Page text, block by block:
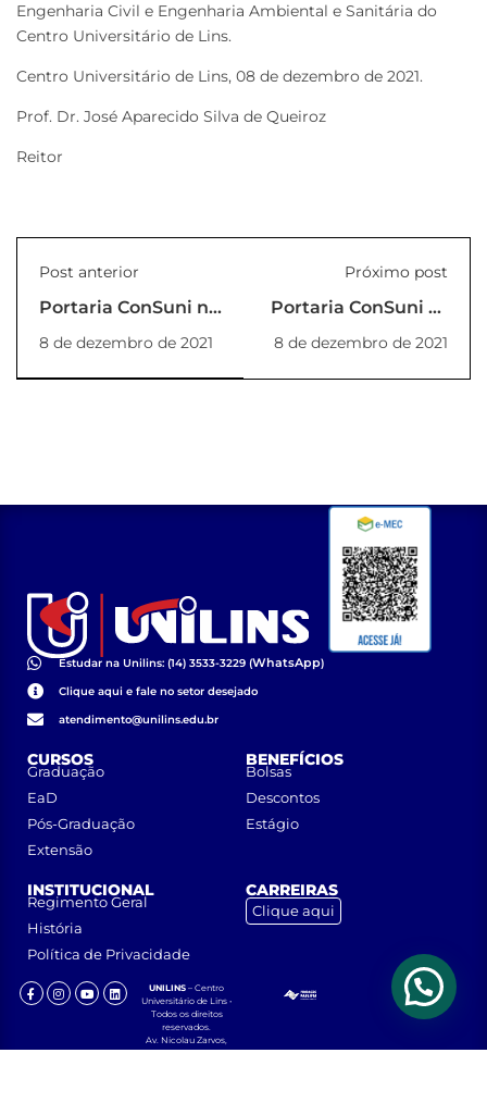
Engenharia Civil e Engenharia Ambiental e Sanitária do
Centro Universitário de Lins.
Centro Universitário de Lins, 08 de dezembro de 2021.
Prof. Dr. José Aparecido Silva de Queiroz
Reitor
Post anterior
Portaria ConSuni nº
06/2021
8 de dezembro de 2021
Próximo post
Portaria ConSuni nº
08/2021
8 de dezembro de 2021
Estudar na Unilins: (14) 3533-3229 (WhatsApp)
Clique aqui e fale no setor desejado
atendimento@unilins.edu.br
CURSOS
Graduação
EaD
Pós-Graduação
Extensão
BENEFÍCIOS
Bolsas
Descontos
Estágio
INSTITUCIONAL
Regimento Geral
História
Política de Privacidade
CARREIRAS
Clique aqui
UNILINS – Centro
Universitário de Lins •
Todos os direitos
reservados.
Av. Nicolau Zarvos,
1925 – Jardim